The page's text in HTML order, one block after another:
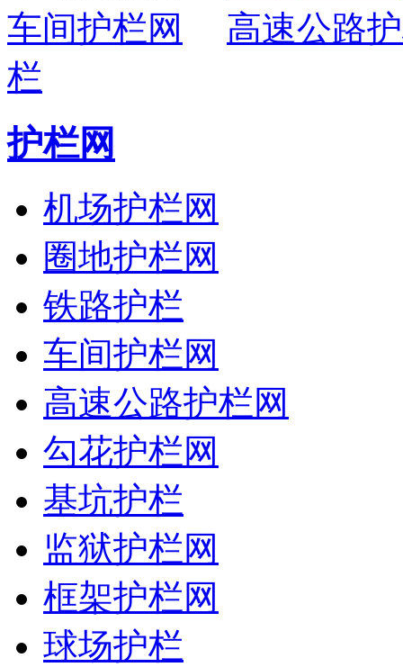
车间护栏网
高速公路
栏
护栏网
机场护栏网
圈地护栏网
铁路护栏
车间护栏网
高速公路护栏网
勾花护栏网
基坑护栏
监狱护栏网
框架护栏网
球场护栏